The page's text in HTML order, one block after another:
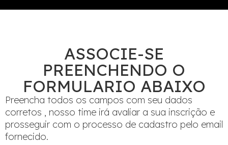
ASSOCIE-SE
PREENCHENDO O
FORMULARIO ABAIXO
Preencha todos os campos com seu dados
corretos , nosso time irá avaliar a sua inscrição e
prosseguir com o processo de cadastro pelo email
fornecido.